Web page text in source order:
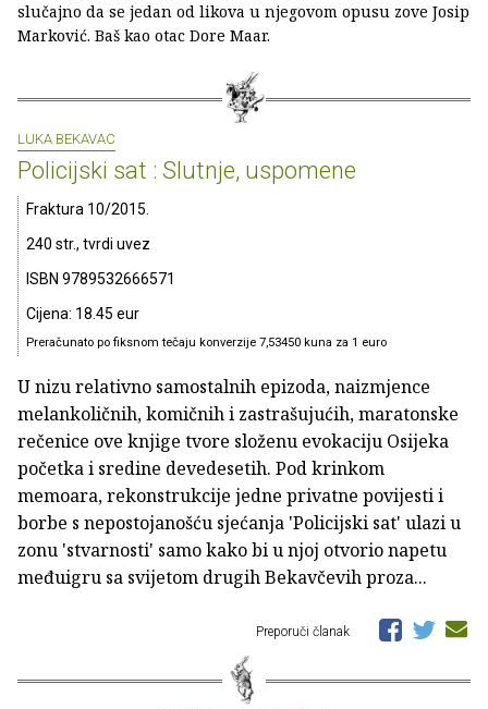
slučajno da se jedan od likova u njegovom opusu zove Josip
Marković. Baš kao otac Dore Maar.
LUKA BEKAVAC
Policijski sat : Slutnje, uspomene
Fraktura 10/2015.
240 str., tvrdi uvez
ISBN 9789532666571
Cijena: 18.45 eur
Preračunato po fiksnom tečaju konverzije 7,53450 kuna za 1 euro
U nizu relativno samostalnih epizoda, naizmjence
melankoličnih, komičnih i zastrašujućih, maratonske
rečenice ove knjige tvore složenu evokaciju Osijeka
početka i sredine devedesetih. Pod krinkom
memoara, rekonstrukcije jedne privatne povijesti i
borbe s nepostojanošću sjećanja 'Policijski sat' ulazi u
zonu 'stvarnosti' samo kako bi u njoj otvorio napetu
međuigru sa svijetom drugih Bekavčevih proza...
Preporuči članak